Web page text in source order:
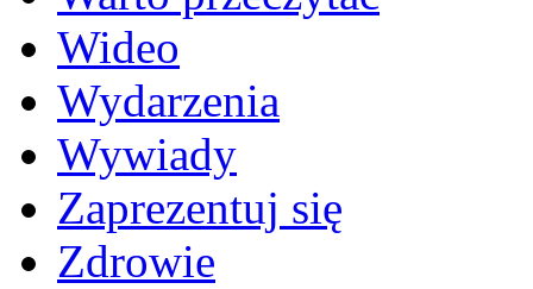
Wideo
Wydarzenia
Wywiady
Zaprezentuj się
Zdrowie